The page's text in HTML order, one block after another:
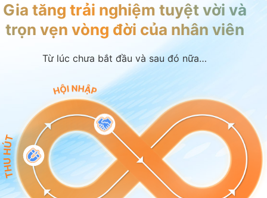
Gia tăng trải nghiệm tuyệt vời và
trọn vẹn vòng đời của nhân viên
Từ lúc chưa bắt đầu và sau đó nữa…